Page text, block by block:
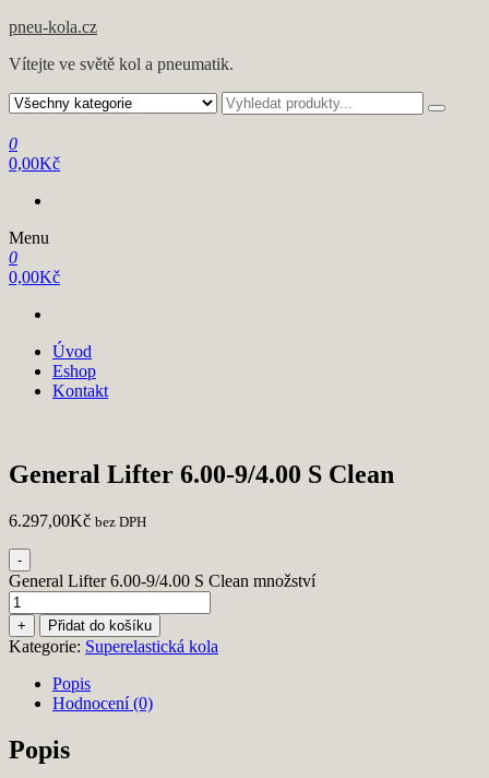
pneu-kola.cz
Vítejte ve světě kol a pneumatik.
0
0,00Kč
Menu
0
0,00Kč
Úvod
Eshop
Kontakt
General Lifter 6.00-9/4.00 S Clean
6.297,00Kč bez DPH
-
General Lifter 6.00-9/4.00 S Clean množství
+ Přidat do košíku
Kategorie: Superelastická kola
Popis
Hodnocení (0)
Popis